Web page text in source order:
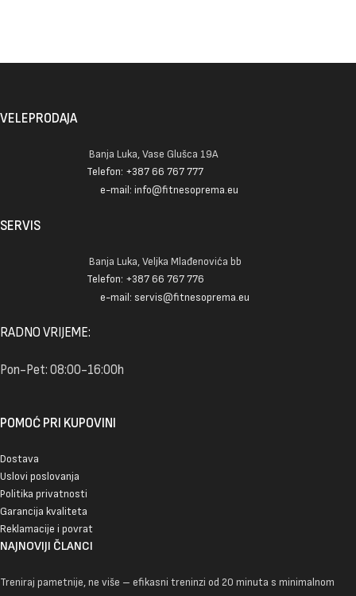
VELEPRODAJA
Banja Luka, Vase Glušca 19A
Telefon: +387 66 767 777
e-mail: info@fitnesoprema.eu
SERVIS
Banja Luka, Veljka Mlađenovića bb
Telefon: +387 66 767 776
e-mail: servis@fitnesoprema.eu
RADNO VRIJEME:
Pon-Pet: 08:00-16:00h
POMOĆ PRI KUPOVINI
Dostava
Uslovi poslovanja
Politika privatnosti
Garancija kvaliteta
Reklamacije i povrat
NAJNOVIJI ČLANCI
Treniraj pametnije, ne više – efikasni treninzi od 20 minuta s minimalnom